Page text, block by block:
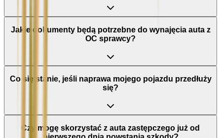
Jakie dokumenty będą potrzebne do wynajęcia auta z
OC sprawcy?
Co się stanie, jeśli naprawa mojego pojazdu przedłuży
się?
Czy mogę skorzystać z auta zastępczego już od